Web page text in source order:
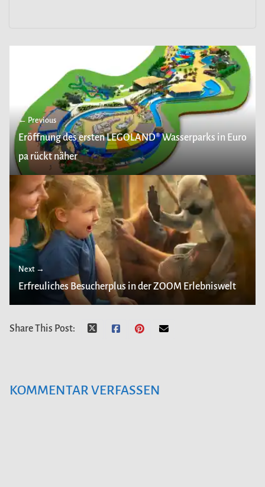
← Previous
Eröffnung des ersten LEGOLAND® Wasserparks in Euro
pa rückt näher
Next →
Erfreuliches Besucherplus in der ZOOM Erlebniswelt
Share This Post:
KOMMENTAR VERFASSEN